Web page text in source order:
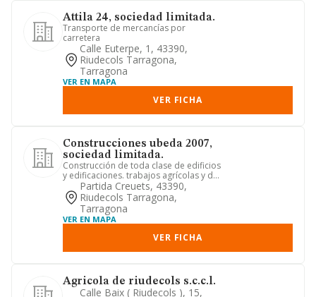
Attila 24, sociedad limitada.
Transporte de mercancías por
carretera
Calle Euterpe, 1, 43390,
Riudecols Tarragona,
Tarragona
VER EN MAPA
VER FICHA
Construcciones ubeda 2007,
sociedad limitada.
Construcción de toda clase de edificios
y edificaciones. trabajos agrícolas y de
ganadería. todo ti...
Partida Creuets, 43390,
Riudecols Tarragona,
Tarragona
VER EN MAPA
VER FICHA
Agricola de riudecols s.c.c.l.
Calle Baix ( Riudecols ), 15,